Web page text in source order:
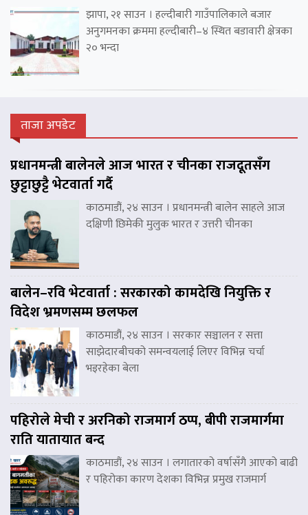
झापा, २१ साउन । हल्दीबारी गाउँपालिकाले बजार
अनुगमनका क्रममा हल्दीबारी–४ स्थित बडावारी क्षेत्रका
२० भन्दा
ताजा अपडेट
प्रधानमन्त्री बालेनले आज भारत र चीनका राजदूतसँग
छुट्टाछुट्टै भेटवार्ता गर्दै
काठमाडौं, २४ साउन । प्रधानमन्त्री बालेन साहले आज
दक्षिणी छिमेकी मुलुक भारत र उत्तरी चीनका
बालेन–रवि भेटवार्ता : सरकारको कामदेखि नियुक्ति र
विदेश भ्रमणसम्म छलफल
काठमाडौं, २४ साउन । सरकार सञ्चालन र सत्ता
साझेदारबीचको समन्वयलाई लिएर विभिन्न चर्चा
भइरहेका बेला
पहिरोले मेची र अरनिको राजमार्ग ठप्प, बीपी राजमार्गमा
राति यातायात बन्द
काठमाडौं, २४ साउन । लगातारको वर्षासँगै आएको बाढी
र पहिरोका कारण देशका विभिन्न प्रमुख राजमार्ग